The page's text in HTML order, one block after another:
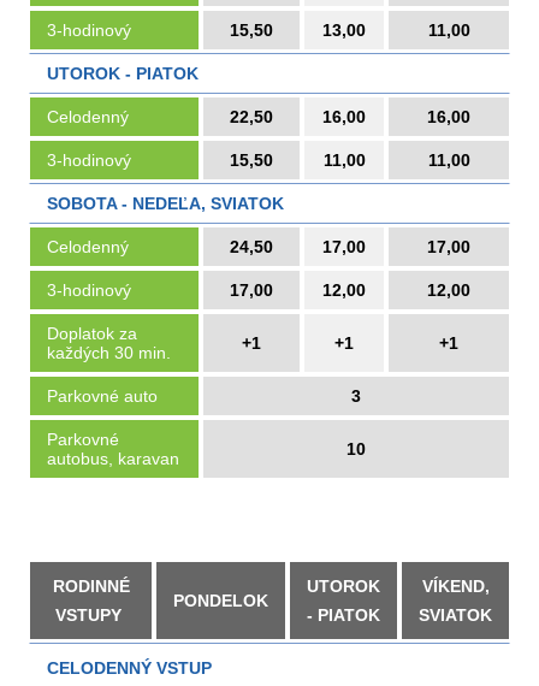
3-hodinový 15,50 13,00 11,00
UTOROK - PIATOK
Celodenný 22,50 16,00 16,00
3-hodinový 15,50 11,00 11,00
SOBOTA - NEDEĽA, SVIATOK
Celodenný 24,50 17,00 17,00
3-hodinový 17,00 12,00 12,00
Doplatok za
každých 30 min.
+1 +1 +1
Parkovné auto 3
Parkovné
autobus, karavan
10
RODINNÉ
VSTUPY
PONDELOK
UTOROK
- PIATOK
VÍKEND,
SVIATOK
CELODENNÝ VSTUP